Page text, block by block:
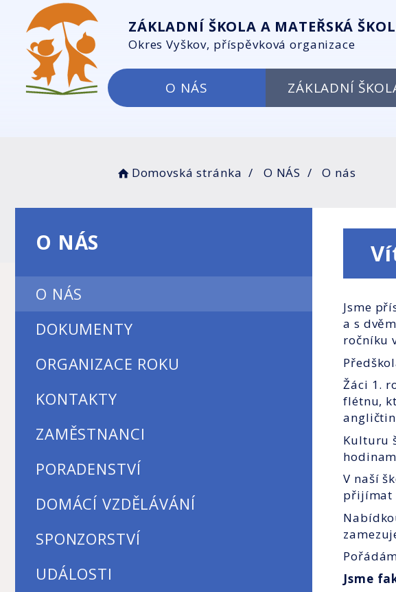
ZÁKLADNÍ ŠKOLA A MATEŘSKÁ
Okres Vyškov, příspěvková organizace
O NÁS ZÁKLADNÍ
Domovská stránka O NÁS O nás
O NÁS
O NÁS
DOKUMENTY
ORGANIZACE ROKU
KONTAKTY
ZAMĚSTNANCI
PORADENSTVÍ
DOMÁCÍ VZDĚLÁVÁNÍ
SPONZORSTVÍ
UDÁLOSTI
Jsme
a s
ročníku
Žáci 1.
flétnu,
Kulturu
V naší
přijímat
Jsme